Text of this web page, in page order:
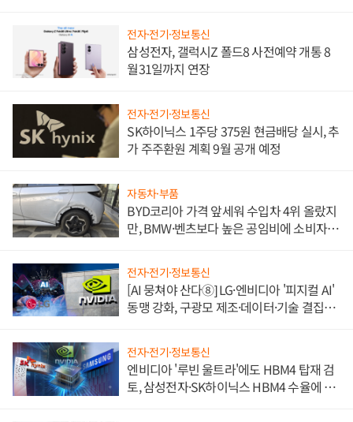
전자·전기·정보통신
삼성전자, 갤럭시Z 폴드8 사전예약 개통 8
월31일까지 연장
전자·전기·정보통신
SK하이닉스 1주당 375원 현금배당 실시, 추
가 주주환원 계획 9월 공개 예정
자동차·부품
BYD코리아 가격 앞세워 수입차 4위 올랐지
만, BMW·벤츠보다 높은 공임비에 소비자
전자·전기·정보통신
[AI 뭉쳐야 산다⑧] LG·엔비디아 '피지컬 AI'
동맹 강화, 구광모 제조·데이터·기술 결집
전자·전기·정보통신
엔비디아 '루빈 울트라'에도 HBM4 탑재 검
토, 삼성전자·SK하이닉스 HBM4 수율에 주